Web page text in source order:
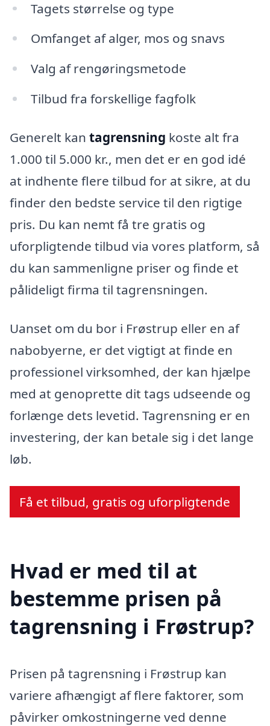
Tagets størrelse og type
Omfanget af alger, mos og snavs
Valg af rengøringsmetode
Tilbud fra forskellige fagfolk
Generelt kan tagrensning koste alt fra
1.000 til 5.000 kr., men det er en god idé
at indhente flere tilbud for at sikre, at du
finder den bedste service til den rigtige
pris. Du kan nemt få tre gratis og
uforpligtende tilbud via vores platform, så
du kan sammenligne priser og finde et
pålideligt firma til tagrensningen.
Uanset om du bor i Frøstrup eller en af
nabobyerne, er det vigtigt at finde en
professionel virksomhed, der kan hjælpe
med at genoprette dit tags udseende og
forlænge dets levetid. Tagrensning er en
investering, der kan betale sig i det lange
løb.
Få et tilbud, gratis og uforpligtende
Hvad er med til at
bestemme prisen på
tagrensning i Frøstrup?
Prisen på tagrensning i Frøstrup kan
variere afhængigt af flere faktorer, som
påvirker omkostningerne ved denne